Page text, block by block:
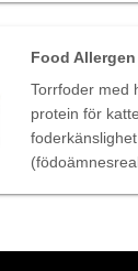
Food
Torrfoder med
protein för
foderkänslighet